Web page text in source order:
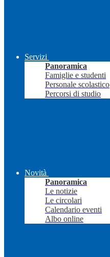
Servizi
Panoramica
Famiglie e studenti
Personale scolastico
Percorsi di studio
Novità
Panoramica
Le notizie
Le circolari
Calendario eventi
Albo online